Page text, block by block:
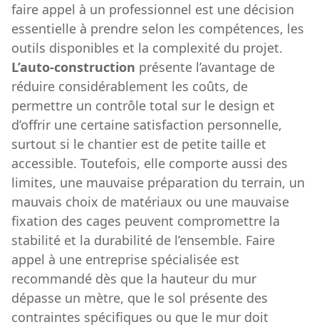
faire appel à un professionnel est une décision
essentielle à prendre selon les compétences, les
outils disponibles et la complexité du projet.
L’auto-construction présente l’avantage de
réduire considérablement les coûts, de
permettre un contrôle total sur le design et
d’offrir une certaine satisfaction personnelle,
surtout si le chantier est de petite taille et
accessible. Toutefois, elle comporte aussi des
limites, une mauvaise préparation du terrain, un
mauvais choix de matériaux ou une mauvaise
fixation des cages peuvent compromettre la
stabilité et la durabilité de l’ensemble. Faire
appel à une entreprise spécialisée est
recommandé dès que la hauteur du mur
dépasse un mètre, que le sol présente des
contraintes spécifiques ou que le mur doit